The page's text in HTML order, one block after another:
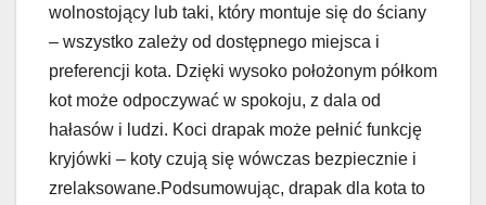
wolnostojący lub taki, który montuje się do ściany
– wszystko zależy od dostępnego miejsca i
preferencji kota. Dzięki wysoko położonym półkom
kot może odpoczywać w spokoju, z dala od
hałasów i ludzi. Koci drapak może pełnić funkcję
kryjówki – koty czują się wówczas bezpiecznie i
zrelaksowane.Podsumowując, drapak dla kota to